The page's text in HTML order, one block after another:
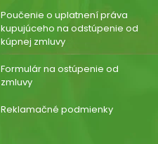
Poučenie o uplatnení práva
kupujúceho na odstúpenie od
kúpnej zmluvy
Formulár na ostúpenie od
zmluvy
Reklamačné podmienky